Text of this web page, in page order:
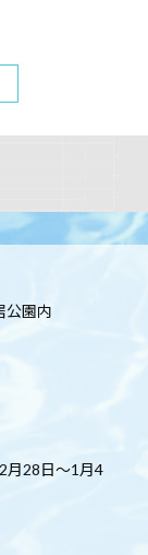
公園内
月28日～1月4